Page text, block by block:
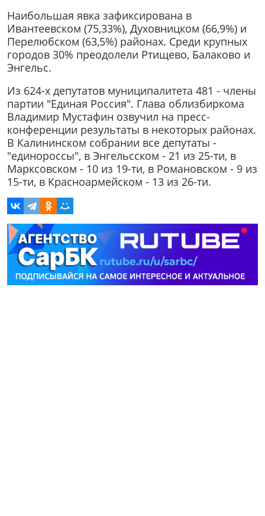
Наибольшая явка зафиксирована в
Ивантеевском (75,33%), Духовницком (66,9%) и
Перелюбском (63,5%) районах. Среди крупных
городов 30% преодолели Ртищево, Балаково и
Энгельс.
Из 624-х депутатов муниципалитета 481 - члены
партии "Единая Россия". Глава облизбиркома
Владимир Мустафин озвучил на пресс-
конференции результаты в некоторых районах.
В Калининском собрании все депутаты -
"единороссы", в Энгельсском - 21 из 25-ти, в
Марксовском - 10 из 19-ти, в Романовском - 9 из
15-ти, в Красноармейском - 13 из 26-ти.